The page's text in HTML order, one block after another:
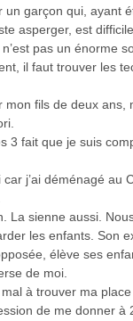
un garçon qui, ayant
asperger, est
pas un énorme
il faut trouver les
mon fils de deux ans,
3 fait que je suis
car j’ai déménagé au
La sienne aussi.
les enfants. Son
élève ses
de moi.
à trouver ma
de me donner à